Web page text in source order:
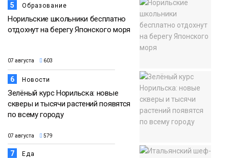
5 Образование
Норильские школьники бесплатно
отдохнут на берегу Японского моря
07 августа 603
6 Новости
Зелёный курс Норильска: новые
скверы и тысячи растений появятся
по всему городу
07 августа 579
7 Еда